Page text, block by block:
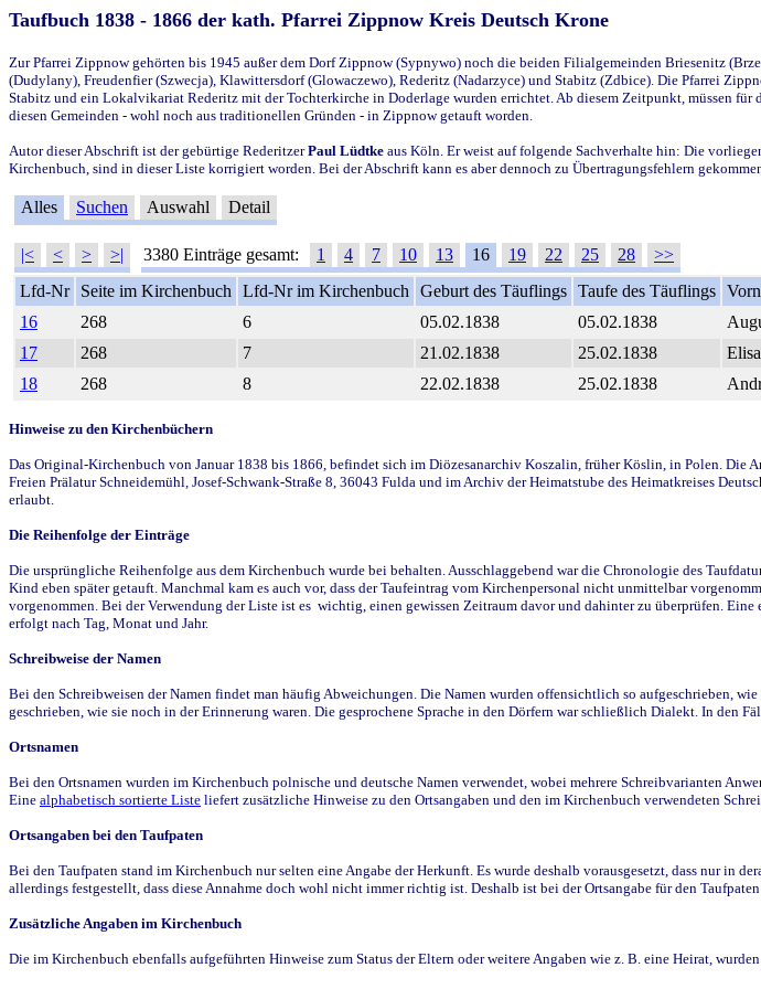
Taufbuch 1838 - 1866 der kath. Pfarrei Zippnow Kreis Deutsch Krone
Zur Pfarrei Zippnow gehörten bis 1945 außer dem Dorf Zippnow (Sypnywo) noch die beiden Filialgemeinden Briesenitz
(Dudylany), Freudenfier (Szwecja), Klawittersdorf (Glowaczewo), Rederitz (Nadarzyce) und Stabitz (Zdbice). Die Pfarrei
Stabitz und ein Lokalvikariat Rederitz mit der Tochterkirche in Doderlage wurden errichtet. Ab diesem Zeitpunkt, müssen
diesen Gemeinden - wohl noch aus traditionellen Gründen - in Zippnow getauft worden.
Autor dieser Abschrift ist der gebürtige RederitzerPaul Lüdtke aus Köln. Er weist auf folgende Sachverhalte hin: Die
Kirchenbuch, sind in dieser Liste korrigiert worden. Bei der Abschrift kann es aber dennoch zu Übertragungsfehlern
Alles Suchen Auswahl Detail
|< < > >| 3380 Einträge gesamt: 1 4 7 10 13 16 19 22 25 28
>>
Lfd-Nr
Seite im Kirchenbuch Lfd-Nr im Kirchenbuch Geburt des Täuflings Taufe des Täuflings
16
268 6 05.02.1838 05.02.1838
17
268 7 21.02.1838 25.02.1838
18
268 8 22.02.1838 25.02.1838
Hinweise zu den Kirchenbüchern
Das Original-Kirchenbuch von Januar 1838 bis 1866, befindet sich im Diözesanarchiv Koszalin, früher Köslin, in Polen.
Freien Prälatur Schneidemühl, Josef-Schwank-Straße 8, 36043 Fulda und im Archiv der Heimatstube des Heimatkreises
erlaubt.
Die Reihenfolge der Einträge
Die ursprüngliche Reihenfolge aus dem Kirchenbuch wurde bei behalten. Ausschlaggebend war die Chronologie des
Kind eben später getauft. Manchmal kam es auch vor, dass der Taufeintrag vom Kirchenpersonal nicht unmittelbar
vorgenommen. Bei der Verwendung der Liste ist es wichtig, einen gewissen Zeitraum davor und dahinter zu überprüfen.
erfolgt nach Tag, Monat und Jahr.
Schreibweise der Namen
Bei den Schreibweisen der Namen findet man häufig Abweichungen. Die Namen wurden offensichtlich so aufgeschrieben,
geschrieben, wie sie noch in der Erinnerung waren. Die gesprochene Sprache in den Dörfern war schließlich Dialekt. In den
Ortsnamen
Bei den Ortsnamen wurden im Kirchenbuch polnische und deutsche Namen verwendet, wobei mehrere Schreibvarianten
Eine alphabetisch sortierte Liste liefert zusätzliche Hinweise zu den Ortsangaben und den im Kirchenbuch verwendeten
Ortsangaben bei den Taufpaten
Bei den Taufpaten stand im Kirchenbuch nur selten eine Angabe der Herkunft. Es wurde deshalb vorausgesetzt, dass nur in
allerdings festgestellt, dass diese Annahme doch wohl nicht immer richtig ist. Deshalb ist bei der Ortsangabe für den
Zusätzliche Angaben im Kirchenbuch
Die im Kirchenbuch ebenfalls aufgeführten Hinweise zum Status der Eltern oder weitere Angaben wie z. B. eine Heirat,